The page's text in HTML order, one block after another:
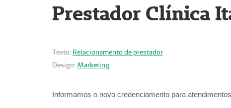
Prestador Clínica
Texto: Relacionamento de prestador
Design: Marketing
Informamos o novo credenciamento para